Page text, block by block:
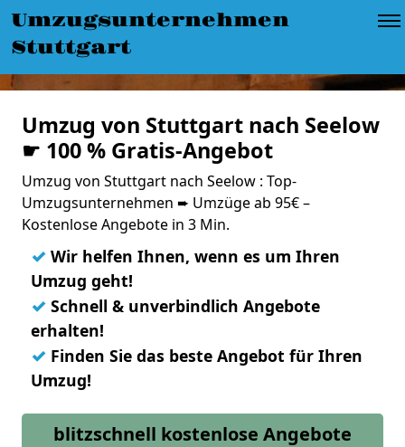
Umzugsunternehmen
Stuttgart
Umzug von Stuttgart nach Seelow
☛ 100 % Gratis-Angebot
Umzug von Stuttgart nach Seelow : Top-
Umzugsunternehmen ➨ Umzüge ab 95€ –
Kostenlose Angebote in 3 Min.
✓ Wir helfen Ihnen, wenn es um Ihren
Umzug geht!
✓ Schnell & unverbindlich Angebote
erhalten!
✓ Finden Sie das beste Angebot für Ihren
Umzug!
blitzschnell kostenlose Angebote